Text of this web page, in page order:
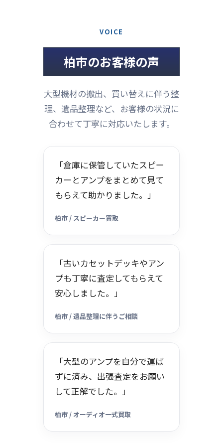
VOICE
柏市のお客様の声
大型機材の搬出、買い替えに伴う整
理、遺品整理など、お客様の状況に
合わせて丁寧に対応いたします。
「倉庫に保管していたスピー
カーとアンプをまとめて見て
もらえて助かりました。」
柏市 / スピーカー買取
「古いカセットデッキやアン
プも丁寧に査定してもらえて
安心しました。」
柏市 / 遺品整理に伴うご相談
「大型のアンプを自分で運ば
ずに済み、出張査定をお願い
して正解でした。」
柏市 / オーディオ一式買取